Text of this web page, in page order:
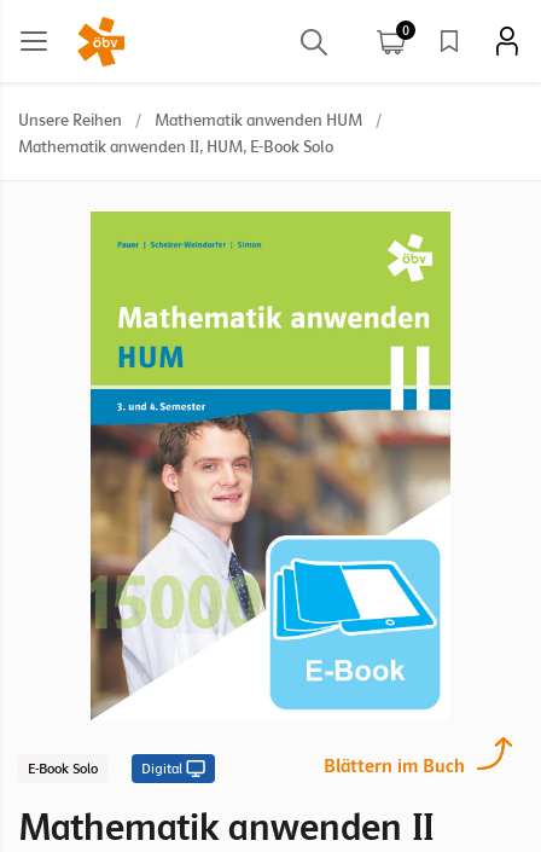
0
Unsere Reihen / Mathematik anwenden HUM
/
Mathematik anwenden II, HUM, E-Book Solo
Blättern im Buch
E-Book Solo Digital
Mathematik anwenden II